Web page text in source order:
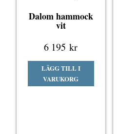
Dalom hammock
vit
6 195kr
LÄGG TILL I
VARUKORG